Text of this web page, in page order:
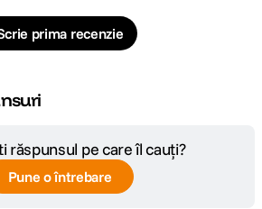
prima recenzie
răspunsul pe care îl cauți?
Pune o întrebare